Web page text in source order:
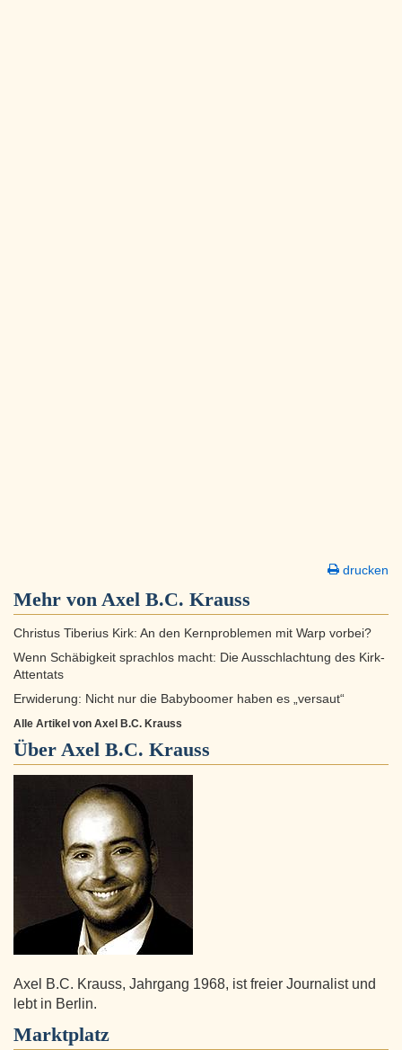
drucken
Mehr von Axel B.C. Krauss
Christus Tiberius Kirk: An den Kernproblemen mit Warp vorbei?
Wenn Schäbigkeit sprachlos macht: Die Ausschlachtung des Kirk-
Attentats
Erwiderung: Nicht nur die Babyboomer haben es „versaut“
Alle Artikel von Axel B.C. Krauss
Über Axel B.C. Krauss
Axel B.C. Krauss, Jahrgang 1968, ist freier Journalist und
lebt in Berlin.
Marktplatz